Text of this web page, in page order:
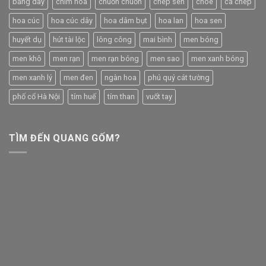
hoa cúc hoa cúc dây hoa dâm bụt hoa lan hoa sen
huyết dụ hút tài lộc lông công mai bình men bóng
men khô men rạn men rạn bóng men sao men xanh bóng
men xanh lý men đen ngàn hoa phú quý cát tường
phố cổ Hà Nội tím huế tím than vuốt tay
TÌM ĐẾN QUANG GỐM?